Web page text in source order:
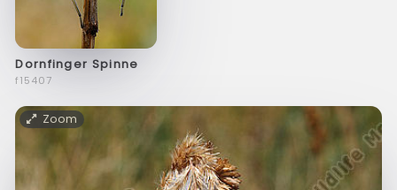
Dornfinger Spinne
f15407
Zoom